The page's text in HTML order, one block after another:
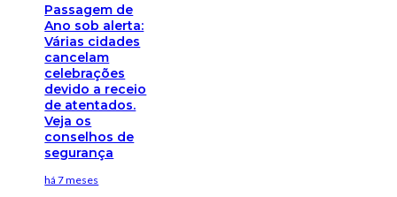
Passagem de
Ano sob alerta:
Várias cidades
cancelam
celebrações
devido a receio
de atentados.
Veja os
conselhos de
segurança
há 7 meses